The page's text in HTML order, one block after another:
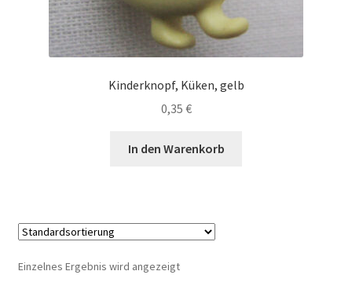
Kinderknopf, Küken, gelb
0,35 €
In den Warenkorb
Einzelnes Ergebnis wird angezeigt